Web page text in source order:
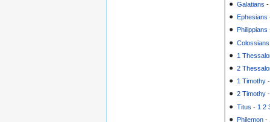
Galatians
Ephesians
Philippians
Colossians
1
2
1 Timothy
2 Timothy
Titus - 1 2
Philemon -